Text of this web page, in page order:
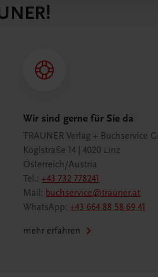
Wir sind gerne für Sie da
TRAUNER Verlag + Buchservice
Köglstraße 14 | 4020 Linz
Österreich/Austria
Tel.:+43 732 778241
Mail: buchservice@trauner.at
WhatsApp:+43 664 88 58 69 41
mehr erfahren